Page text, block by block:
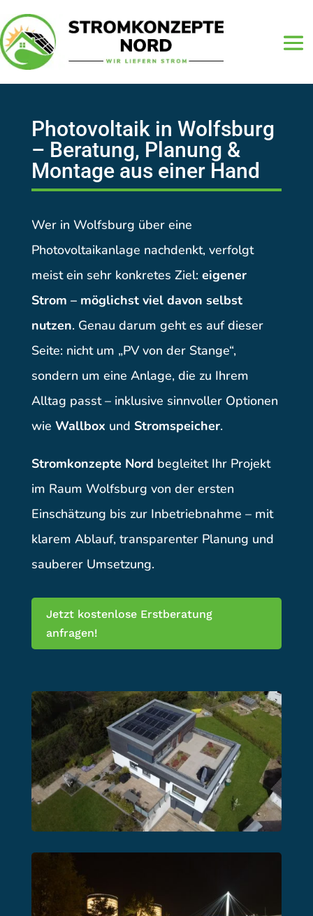
Photovoltaik in Wolfsburg
– Beratung, Planung &
Montage aus einer Hand
Wer in Wolfsburg über eine
Photovoltaikanlage nachdenkt, verfolgt
meist ein sehr konkretes Ziel: eigener
Strom – möglichst viel davon selbst
nutzen. Genau darum geht es auf dieser
Seite: nicht um „PV von der Stange“,
sondern um eine Anlage, die zu Ihrem
Alltag passt – inklusive sinnvoller Optionen
wie Wallbox und Stromspeicher.
Stromkonzepte Nord begleitet Ihr Projekt
im Raum Wolfsburg von der ersten
Einschätzung bis zur Inbetriebnahme – mit
klarem Ablauf, transparenter Planung und
sauberer Umsetzung.
Jetzt kostenlose Erstberatung
anfragen!